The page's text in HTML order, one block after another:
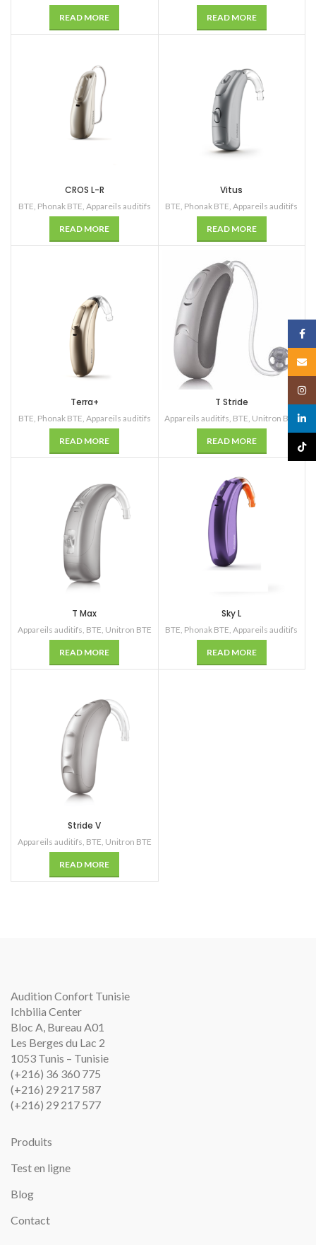
READ MORE READ MORE
CROS L-R
BTE, Phonak BTE, Appareils auditifs
READ MORE
Vitus
BTE, Phonak BTE,Appareils auditifs
READ MORE
Terra+
BTE Phonak BTE Appareils auditifs
READ MORE
T Stride
Appareils auditifs BTE Unitron BTE
READ MORE
T Max
Appareils auditifs, BTE, Unitron BTE
READ MORE
Sky L
BTE, Phonak BTE,Appareils auditifs
READ MORE
Stride V
Appareils auditifs BTE Unitron BTE
READ MORE
Audition Confort Tunisie
Ichbilia Center
Bloc A, Bureau A01
Les Berges du Lac 2
1053 Tunis – Tunisie
(+216) 36 360 775
(+216) 29 217 587
(+216) 29 217 577
Produits
Test en ligne
Blog
Contact
Email